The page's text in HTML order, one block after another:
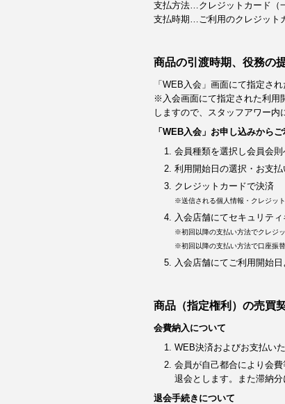
支払方法…クレジットカード（
支払時期…ご利用のクレジット
商品の引渡時期、役務の
「WEB入会」画面にて指定さ
※入会画面にて指定された利用
しますので、スタッフアワー内
「WEB入会」お申し込みから
会員種類を選択し会員会
利用開始日の選択・お支
クレジットカードで決済
※送信される個人情報・クレジッ
入会店舗にてセキュリテ
※初回以降の支払い方法でクレジ
※初回以降の支払い方法で口座振
入会店舗にてご利用開始
商品（指定権利）の売買
会費納入について
WEB決済およびお支払い
会員が自己都合により会
退会とします。また滞納
退会手続きについて